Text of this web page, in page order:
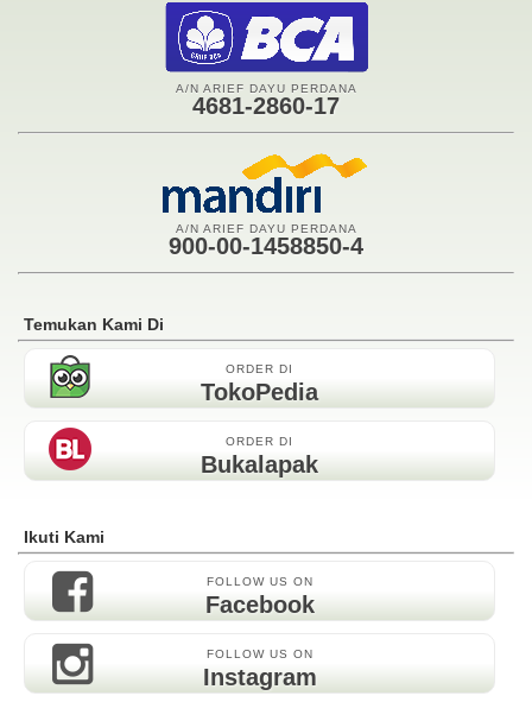
A/N ARIEF DAYU PERDANA
4681-2860-17
A/N ARIEF DAYU PERDANA
900-00-1458850-4
Temukan Kami Di
ORDER DI
TokoPedia
ORDER DI
Bukalapak
Ikuti Kami
FOLLOW US ON
Facebook
FOLLOW US ON
Instagram